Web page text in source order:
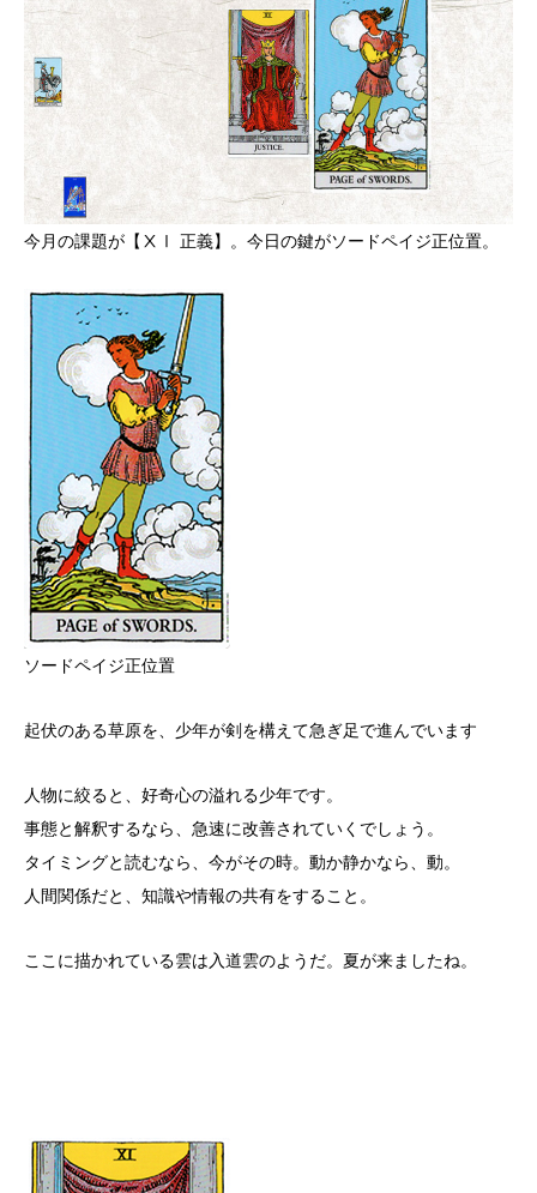
今月の課題が【ⅩⅠ 正義】。今日の鍵がソードペイジ正位置。
ソードペイジ正位置
起伏のある草原を、少年が剣を構えて急ぎ足で進んでいます
人物に絞ると、好奇心の溢れる少年です。
事態と解釈するなら、急速に改善されていくでしょう。
タイミングと読むなら、今がその時。動か静かなら、動。
人間関係だと、知識や情報の共有をすること。
ここに描かれている雲は入道雲のようだ。夏が来ましたね。